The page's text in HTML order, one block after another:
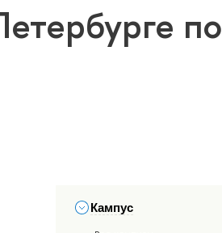
по
Кампус